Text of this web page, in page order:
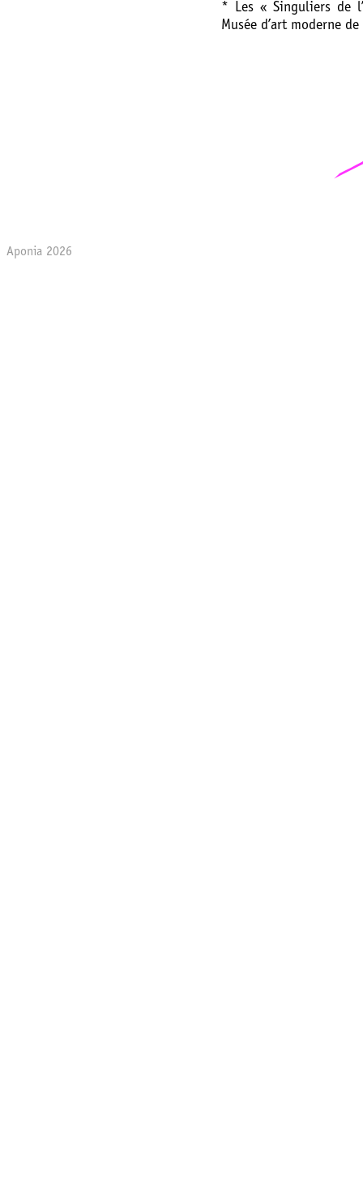
* Les « Singuliers de
Musée d’art moderne
Aponia 2026